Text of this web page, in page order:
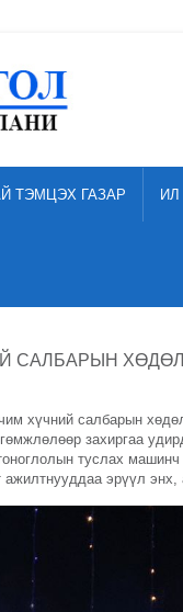
ТЭМЦЭХ ГАЗАР
САЛБАРЫН
хүчний салбарын
захиргаа
туслах
ажилтнууддаа эрүүл